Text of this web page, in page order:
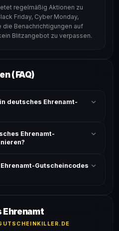
regelmäßig Aktionen zu
Friday, Cyber Monday,
die Benachrichtigungen auf
Blitzangebot zu verpassen.
(FAQ)
deutsches Ehrenamt-
für bereits reduzierte Artikel
du unter „Details".
Ehrenamt-
mehrerer Codes ist meist
Angebotsbedingungen
Gutscheincodes
Angebot angezeigt.
Ehrenamt